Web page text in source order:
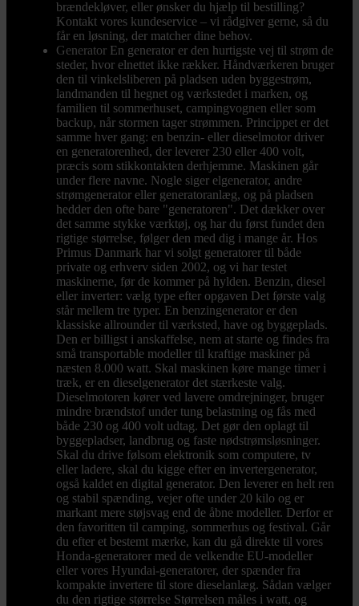
brændekløver, eller ønsker du hjælp til bestilling?
Kontakt vores kundeservice – vi rådgiver gerne, så du
får en løsning, der matcher dine behov.
Generator En generator er den hurtigste vej til strøm de
steder, hvor elnettet ikke rækker. Håndværkeren bruger
den til vinkelsliberen på pladsen uden byggestrøm,
landmanden til hegnet og værkstedet i marken, og
familien til sommerhuset, campingvognen eller som
backup, når stormen tager strømmen. Princippet er det
samme hver gang: en benzin- eller dieselmotor driver
en generatorenhed, der leverer 230 eller 400 volt,
præcis som stikkontakten derhjemme. Maskinen går
under flere navne. Nogle siger elgenerator, andre
strømgenerator eller generatoranlæg, og på pladsen
hedder den ofte bare "generatoren". Det dækker over
det samme stykke værktøj, og har du først fundet den
rigtige størrelse, følger den med dig i mange år. Hos
Primus Danmark har vi solgt generatorer til både
private og erhverv siden 2002, og vi har testet
maskinerne, før de kommer på hylden. Benzin, diesel
eller inverter: vælg type efter opgaven Det første valg
står mellem tre typer. En benzingenerator er den
klassiske allrounder til værksted, have og byggeplads.
Den er billigst i anskaffelse, nem at starte og findes fra
små transportable modeller til kraftige maskiner på
næsten 8.000 watt. Skal maskinen køre mange timer i
træk, er en dieselgenerator det stærkeste valg.
Dieselmotoren kører ved lavere omdrejninger, bruger
mindre brændstof under tung belastning og fås med
både 230 og 400 volt udtag. Det gør den oplagt til
byggepladser, landbrug og faste nødstrømsløsninger.
Skal du drive følsom elektronik som computere, tv
eller ladere, skal du kigge efter en invertergenerator,
også kaldet en digital generator. Den leverer en helt ren
og stabil spænding, vejer ofte under 20 kilo og er
markant mere støjsvag end de åbne modeller. Derfor er
den favoritten til camping, sommerhus og festival. Går
du efter et bestemt mærke, kan du gå direkte til vores
Honda-generatorer med de velkendte EU-modeller
eller vores Hyundai-generatorer, der spænder fra
kompakte invertere til store dieselanlæg. Sådan vælger
du den rigtige størrelse Størrelsen måles i watt, og